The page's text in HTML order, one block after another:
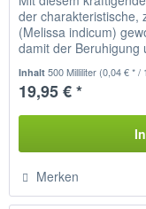
der charakteristische,
(Melissa indicum)
damit der Beruhigung
Inhalt500 Milliliter (0,04 € * /
19,95 € *
Merken